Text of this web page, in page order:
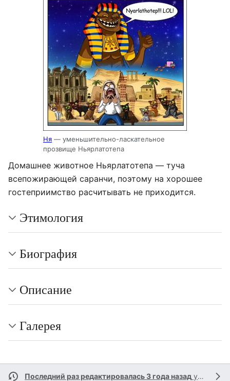
Ня — уменьшительно-ласкательное
прозвище Ньярлатотепа
Домашнее животное Ньярлатотепа — туча
всепожирающей саранчи, поэтому на хорошее
гостеприимство расчитывать не приходится.
Этимология
Биография
Описание
Галерея
Последний раз редактировалась 3 года назад участником